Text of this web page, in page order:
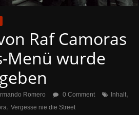
Raf Camoras
Menü wurde
Romero 0 Comment Inhalt,
, Vergesse nie die Street